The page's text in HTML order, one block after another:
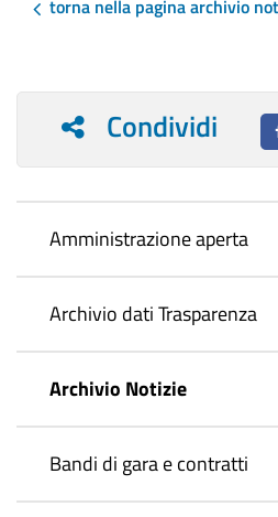
torna nella pagina archivio
Condividi
Amministrazione aperta
Archivio dati Trasparenza
Archivio Notizie
Bandi di gara e contratti